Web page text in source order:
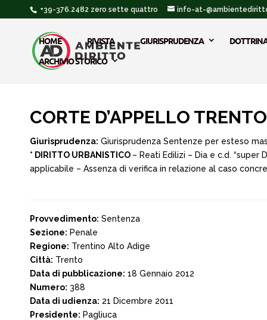
+39-376.2482 zero sette quattro info-at-
HOME RIVISTA GIURISPRUDENZA
ARCHIVIO STORICO
CORTE D’APPELLO
Giurisprudenza: Giurisprudenza Sentenze per esteso
* DIRITTO URBANISTICO – Reati Edilizi – Dia e c.d.
applicabile – Assenza di verifica in relazione al caso
Provvedimento: Sentenza
Sezione: Penale
Regione: Trentino Alto Adige
Città: Trento
Data di pubblicazione: 18 Gennaio 2012
Numero: 388
Data di udienza: 21 Dicembre 2011
Presidente: Pagliuca